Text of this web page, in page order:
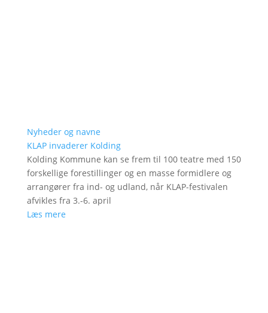
Nyheder og navne
KLAP invaderer Kolding
Kolding Kommune kan se frem til 100 teatre med 150
forskellige forestillinger og en masse formidlere og
arrangører fra ind- og udland, når KLAP-festivalen
afvikles fra 3.-6. april
Læs mere